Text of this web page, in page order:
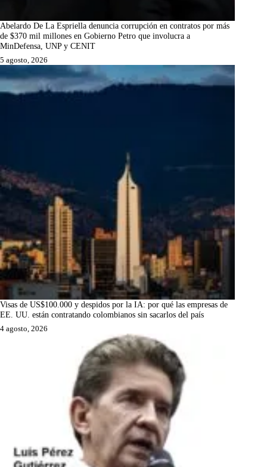
Abelardo De La Espriella denuncia corrupción en contratos por más
de $370 mil millones en Gobierno Petro que involucra a
MinDefensa, UNP y CENIT
5 agosto, 2026
Visas de US$100.000 y despidos por la IA: por qué las empresas de
EE. UU. están contratando colombianos sin sacarlos del país
4 agosto, 2026